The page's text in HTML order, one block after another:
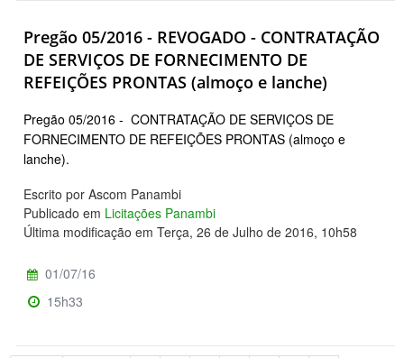
Pregão 05/2016 - REVOGADO - CONTRATAÇÃO
DE SERVIÇOS DE FORNECIMENTO DE
REFEIÇÕES PRONTAS (almoço e lanche)
Pregão 05/2016 - CONTRATAÇÃO DE SERVIÇOS DE
FORNECIMENTO DE REFEIÇÕES PRONTAS (almoço e
lanche).
Escrito por Ascom Panambi
Publicado em Licitações Panambi
Última modificação em Terça, 26 de Julho de 2016, 10h58
01/07/16
15h33